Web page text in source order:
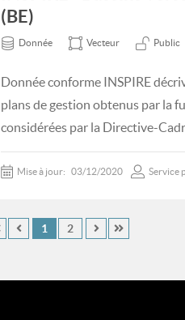
(BE)
Donnée Vecteur Public
Donnée conforme INSPIRE
plans de gestion obtenus par la
considérées par la Directive-
Mise à jour: 03/12/2020 Service
1 2